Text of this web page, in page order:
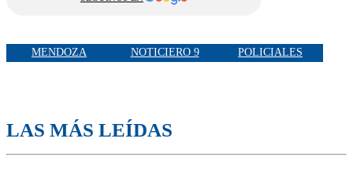
MENDOZA NOTICIERO 9 POLICIALES
LAS MÁS LEÍDAS